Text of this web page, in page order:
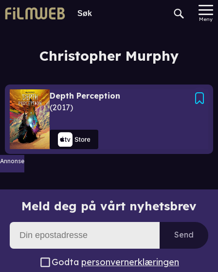
Meny
Christopher Murphy
Depth Perception
2017
Annonse
Meld deg på vårt nyhetsbrev
Send
Godta personvernerklæringen